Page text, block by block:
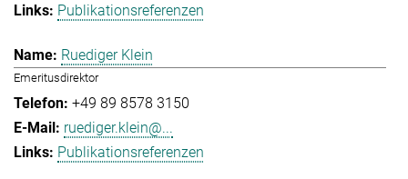
Publikationsreferenzen
Ruediger Klein
Emeritusdirektor
+49 89 8578 3150
ruediger.klein@...
Publikationsreferenzen